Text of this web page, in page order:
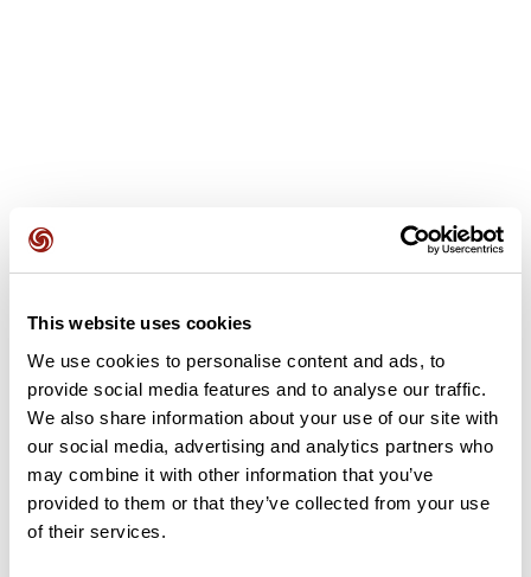
This website uses cookies
We use cookies to personalise content and ads, to
provide social media features and to analyse our traffic.
We also share information about your use of our site with
our social media, advertising and analytics partners who
may combine it with other information that you’ve
provided to them or that they’ve collected from your use
of their services.
Opiniones de los usuarios
Este recorrido aún no contiene opiniones. ¿Ya lo has
completado? ¡Deja la primera opinión!
Añadir una opinión